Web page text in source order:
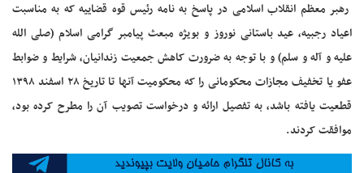
رهبر معظم انقلاب اسلامی در پاسخ به نامه رئیس قوه قضاییه که به مناسبت
اعیاد رجبیه، عید باستانی نوروز و بویژه مبعث پیامبر گرامی اسلام (صلی الله
علیه و آله و سلم) و با توجه به ضرورت کاهش جمعیت زندانیان، شرایط و ضوابط
عفو یا تخفیف مجازات محکومانی را که محکومیت آنها تا تاریخ ۲۸ اسفند ۱۳۹۸
قطعیت یافته باشد، به تفصیل ارائه و درخواست تصویب آن را مطرح کرده بود،
موافقت کردند.